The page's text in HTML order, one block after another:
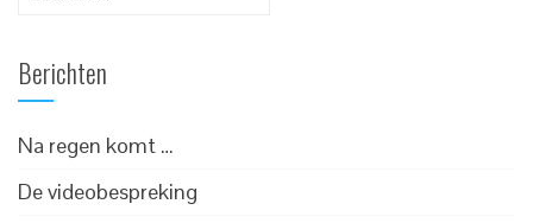
Berichten
Na regen komt …
De videobespreking